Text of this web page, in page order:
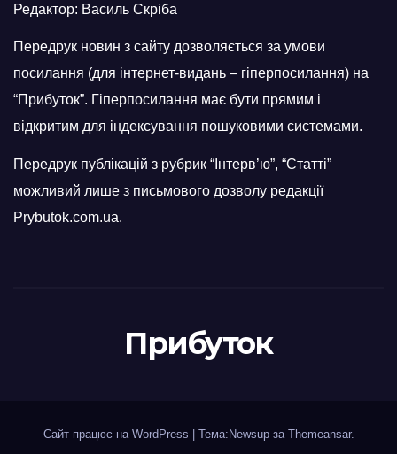
Редактор: Василь Скріба
Передрук новин з сайту дозволяється за умови
посилання (для інтернет-видань – гіперпосилання) на
“Прибуток”. Гіперпосилання має бути прямим і
відкритим для індексування пошуковими системами.
Передрук публікацій з рубрик “Інтерв’ю”, “Статті”
можливий лише з письмового дозволу редакції
Prybutok.com.ua.
Прибуток
Сайт працює на WordPress Тема:Newsup за Themeansar.